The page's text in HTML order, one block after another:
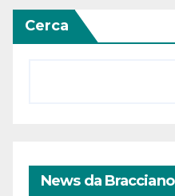
Cerca
News da Bracciano